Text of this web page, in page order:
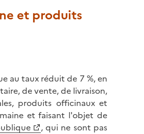
et produits
au taux réduit de 7 %, en
de vente, de livraison,
produits officinaux et
et faisant l'objet de
, qui ne sont pas